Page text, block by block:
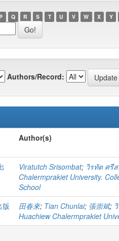
Q R S T U V W X Y
Authors/Record:
Author(s)
Viratutch Srisombat; วิรทัต ศรี
Chalermprakiet University.
School
版
田春來; Tian Chunlai; 張崇斌;
Huachiew Chalermprakiet